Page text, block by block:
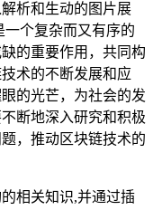
析和生动的图片展
个复杂而又有序的
的重要作用，共同构
术的不断发展和应
的光芒，为社会的发
断地深入研究和积极
，推动区块链技术的
相关知识,并通过插